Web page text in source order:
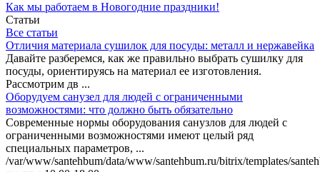
Как мы работаем в Новогодние праздники!
Статьи
Все статьи
Отличия материала сушилок для посуды: металл и нержавейка
Давайте разберемся, как же правильно выбрать сушилку для
посуды, ориентируясь на материал ее изготовления.
Рассмотрим дв ...
Оборудуем санузел для людей с ограниченными
возможностями: что должно быть обязательно
Современные нормы оборудования санузлов для людей с
ограниченными возможностями имеют целый ряд
специальных параметров, ...
/var/www/santehbum/data/www/santehbum.ru/bitrix/templates/